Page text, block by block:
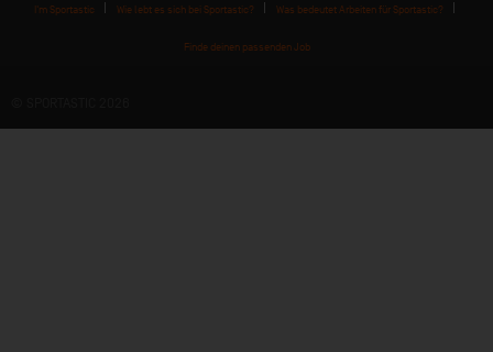
I'm Sportastic Wie lebt es sich bei Sportastic? Was bedeutet Arbeiten für Sportastic?
Finde deinen passenden Job